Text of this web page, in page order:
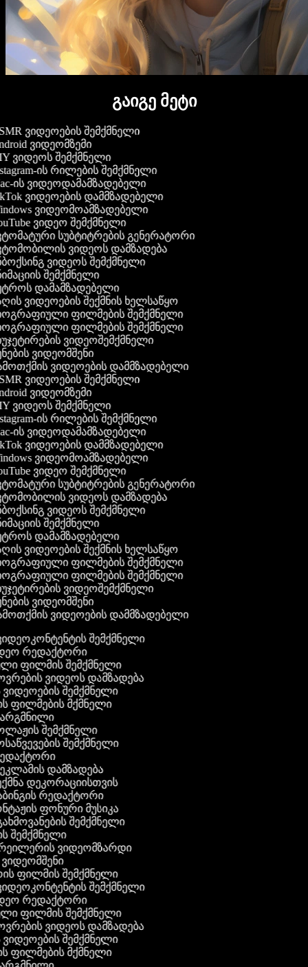
გაიგე მეტი
ვიდეოების შემქმნელი
ვიდეომზემი
ვიდეოს შემქმნელი
ის რილების შემქმნელი
ის ვიდეოდამამზადებელი
ვიდეოების დამმზადებელი
ვიდეომოამზადებელი
ვიდეო შემქმნელი
სუბტიტრების გენერატორი
ვიდეოს დამზადება
ვიდეოს შემქმნელი
შემქმნელი
დამამზადებელი
ვიდეოების შექმნის ხელსაწყო
ფილმების შემქმნელი
ფილმების შემქმნელი
ვიდეოშემქმნელი
ვიდეომშენი
ვიდეოების დამმზადებელი
ვიდეოების შემქმნელი
ვიდეომზემი
ვიდეოს შემქმნელი
ის რილების შემქმნელი
ის ვიდეოდამამზადებელი
ვიდეოების დამმზადებელი
ვიდეომოამზადებელი
ვიდეო შემქმნელი
სუბტიტრების გენერატორი
ვიდეოს დამზადება
ვიდეოს შემქმნელი
შემქმნელი
დამამზადებელი
ვიდეოების შექმნის ხელსაწყო
ფილმების შემქმნელი
ფილმების შემქმნელი
ვიდეოშემქმნელი
ვიდეომშენი
ვიდეოების დამმზადებელი
ვიდეოკონტენტის შემქმნელი
რედაქტორი
ფილმის შემქმნელი
ვიდეოს დამზადება
ვიდეოების შემქმნელი
ფილმების მქმნელი
შემქმნელი
შემქმნელი
დამზადება
დეკორაციისთვის
რედაქტორი
ფონური მუსიკა
შემქმნელი
შემქმნელი
ვიდეომზარდი
ვიდეომშენი
ფილმის შემქმნელი
ვიდეოკონტენტის შემქმნელი
რედაქტორი
ფილმის შემქმნელი
ვიდეოს დამზადება
ვიდეოების შემქმნელი
ფილმების მქმნელი